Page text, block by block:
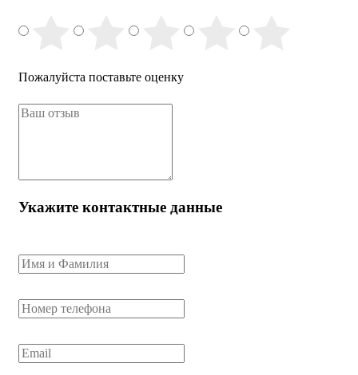
Пожалуйста поставьте оценку
Укажите контактные данные